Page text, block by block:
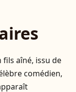
fils aîné, issu de
comédien,